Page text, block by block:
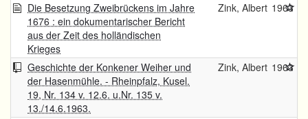
Die Besetzung Zweibrückens im Jahre
1676 : ein dokumentarischer Bericht
aus der Zeit des holländischen
Krieges
Zink, Albert 1963
Geschichte der Konkener Weiher und
der Hasenmühle. - Rheinpfalz, Kusel.
19, Nr. 134 v. 12.6. u.Nr. 135 v.
13./14.6.1963.
Zink, Albert 1963